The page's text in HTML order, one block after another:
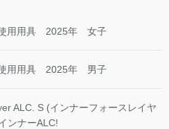
使用用具 2025年 女子
使用用具 2025年 男子
ALC. S (インナーフォースレイヤ
ンナーALC!